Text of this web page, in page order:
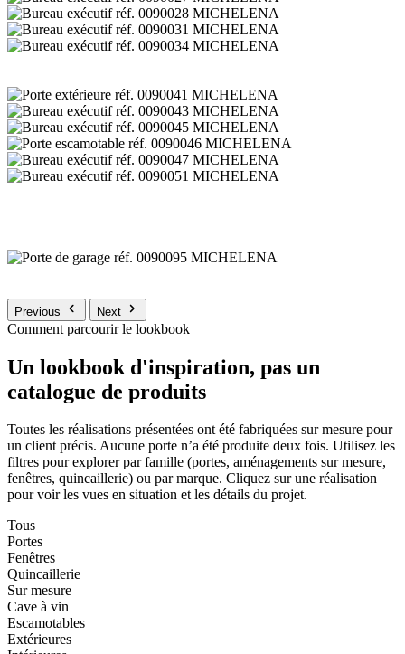
Previous Next
Comment parcourir le lookbook
Un lookbook d'inspiration, pas un
catalogue de produits
Toutes les réalisations présentées ont été fabriquées sur mesure pour
un client précis. Aucune porte n’a été produite deux fois. Utilisez les
filtres pour explorer par famille (portes, aménagements sur mesure,
fenêtres, quincaillerie) ou par marque. Cliquez sur une réalisation
pour voir les vues en situation et les détails du projet.
Tous
Portes
Fenêtres
Quincaillerie
Sur mesure
Cave à vin
Escamotables
Extérieures